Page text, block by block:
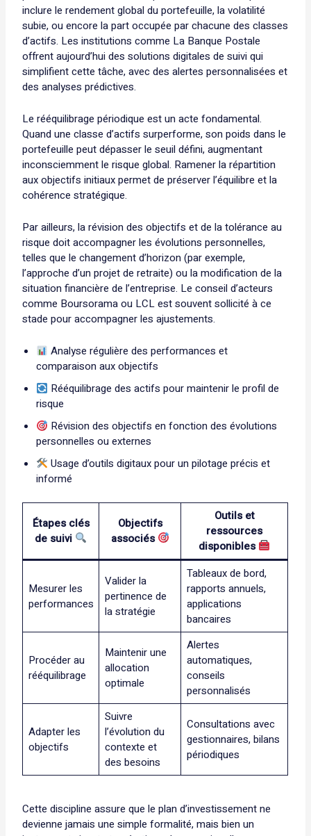
inclure le rendement global du portefeuille, la volatilité
subie, ou encore la part occupée par chacune des classes
d’actifs. Les institutions comme La Banque Postale
offrent aujourd’hui des solutions digitales de suivi qui
simplifient cette tâche, avec des alertes personnalisées et
des analyses prédictives.
Le rééquilibrage périodique est un acte fondamental.
Quand une classe d’actifs surperforme, son poids dans le
portefeuille peut dépasser le seuil défini, augmentant
inconsciemment le risque global. Ramener la répartition
aux objectifs initiaux permet de préserver l’équilibre et la
cohérence stratégique.
Par ailleurs, la révision des objectifs et de la tolérance au
risque doit accompagner les évolutions personnelles,
telles que le changement d’horizon (par exemple,
l’approche d’un projet de retraite) ou la modification de la
situation financière de l’entreprise. Le conseil d’acteurs
comme Boursorama ou LCL est souvent sollicité à ce
stade pour accompagner les ajustements.
Analyse régulière des performances et
comparaison aux objectifs
Rééquilibrage des actifs pour maintenir le profil de
risque
Révision des objectifs en fonction des évolutions
personnelles ou externes
Usage d’outils digitaux pour un pilotage précis et
informé
Étapes clés
de suivi
Objectifs
associés
Outils et
ressources
disponibles
Mesurer les
performances
Valider la
pertinence de
la stratégie
Tableaux de bord,
rapports annuels,
applications
bancaires
Procéder au
rééquilibrage
Maintenir une
allocation
optimale
Alertes
automatiques,
conseils
personnalisés
Adapter les
objectifs
Suivre
l’évolution du
contexte et
des besoins
Consultations avec
gestionnaires, bilans
périodiques
Cette discipline assure que le plan d’investissement ne
devienne jamais une simple formalité, mais bien un